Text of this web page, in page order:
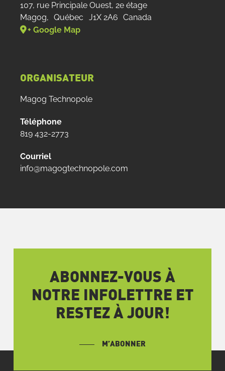
107, rue Principale Ouest, 2e étage
Magog, Québec J1X 2A6 Canada
+ Google Map
ORGANISATEUR
Magog Technopole
Téléphone
819 432-2773
Courriel
info@magogtechnopole.com
ABONNEZ-VOUS À
NOTRE INFOLETTRE ET
RESTEZ À JOUR!
M’ABONNER